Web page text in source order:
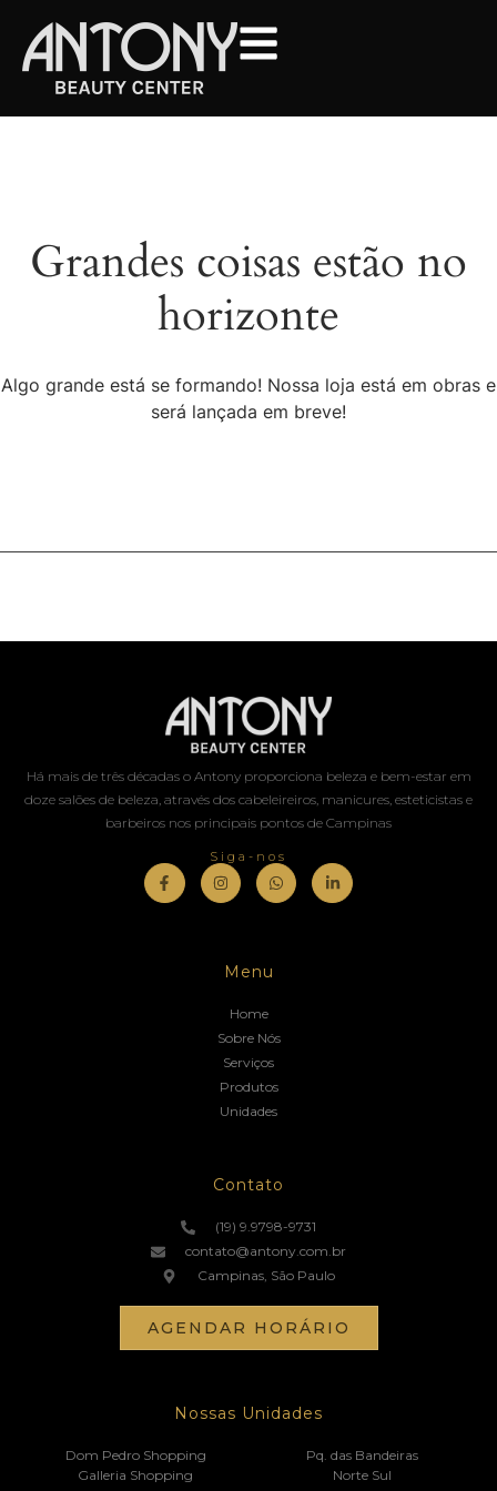
Grandes coisas estão no
horizonte
Algo grande está se formando! Nossa loja está em obras e
será lançada em breve!
Há mais de três décadas o Antony proporciona beleza e bem-estar em
doze salões de beleza, através dos cabeleireiros, manicures, esteticistas e
barbeiros nos principais pontos de Campinas
Siga-nos
Menu
Home
Sobre Nós
Serviços
Produtos
Unidades
Contato
(19) 9.9798-9731
contato@antony.com.br
Campinas, São Paulo
AGENDAR HORÁRIO
Nossas Unidades
Dom Pedro Shopping
Galleria Shopping
Pq. das Bandeiras
Norte Sul